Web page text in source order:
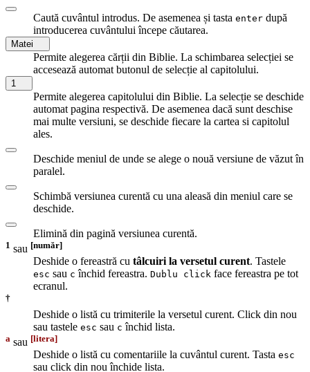
Caută cuvântul introdus. De asemenea și tasta enter după
introducerea cuvântului începe căutarea.
Matei
Permite alegerea cărții din Biblie. La schimbarea selecției se
accesează automat butonul de selecție al capitolului.
1
Permite alegerea capitolului din Biblie. La selecție se deschide
automat pagina respectivă. De asemenea dacă sunt deschise
mai multe versiuni, se deschide fiecare la cartea si capitolul
ales.
Deschide meniul de unde se alege o nouă versiune de văzut în
paralel.
Schimbă versiunea curentă cu una aleasă din meniul care se
deschide.
Elimină din pagină versiunea curentă.
1 sau [număr]
Deshide o fereastră cu tâlcuiri la versetul curent. Tastele
esc sau c închid fereastra. Dublu click face fereastra pe tot
ecranul.
†
Deshide o listă cu trimiterile la versetul curent. Click din nou
sau tastele esc sau c închid lista.
a sau [litera]
Deshide o listă cu comentariile la cuvântul curent. Tasta esc
sau click din nou închide lista.